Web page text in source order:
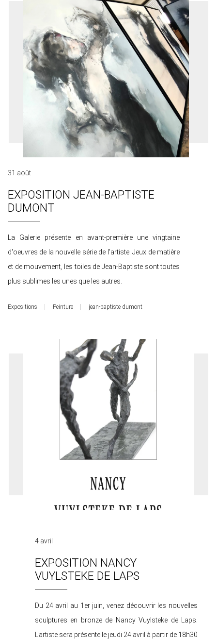
31 août
EXPOSITION JEAN-BAPTISTE
DUMONT
La Galerie présente en avant-première une vingtaine
d'oeuvres de la nouvelle série de l'artiste. Jeux de matière
et de mouvement, les toiles de Jean-Baptiste sont toutes
plus sublimes les unes que les autres.
Expositions Peinture jean-baptiste dumont
4 avril
EXPOSITION NANCY
VUYLSTEKE DE LAPS
Du 24 avril au 1er juin, venez découvrir les nouvelles
sculptures en bronze de Nancy Vuylsteke de Laps.
L'artiste sera présente le jeudi 24 avril à partir de 18h30